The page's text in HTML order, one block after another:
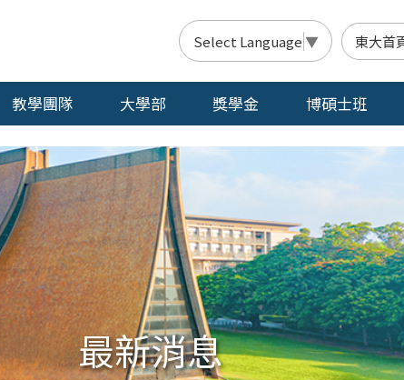
Select Language ▼ 東大首
教學團隊 大學部 獎學金 博碩士班
最新消息